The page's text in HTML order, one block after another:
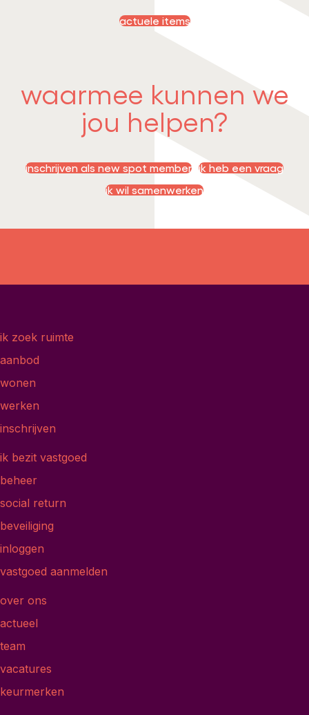
actuele items
waarmee kunnen we
jou helpen?
inschrijven als new spot member ik heb een vraag
ik wil samenwerken
ik zoek ruimte
aanbod
wonen
werken
inschrijven
ik bezit vastgoed
beheer
social return
beveiliging
inloggen
vastgoed aanmelden
over ons
actueel
team
vacatures
keurmerken